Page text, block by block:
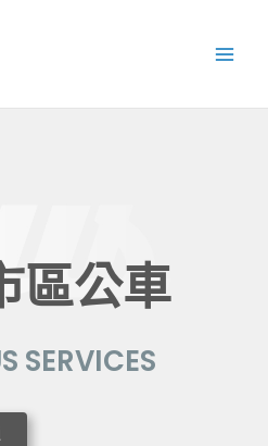
區公車
SERVICES